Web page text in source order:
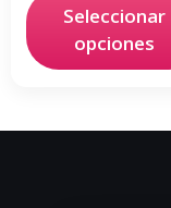
Seleccionar
opciones